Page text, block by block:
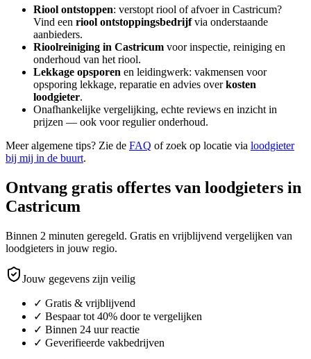
Riool ontstoppen: verstopt riool of afvoer in Castricum?
Vind een riool ontstoppingsbedrijfvia onderstaande
aanbieders.
Rioolreiniging in Castricum voor inspectie, reiniging en
onderhoud van het riool.
Lekkage opsporen en leidingwerk: vakmensen voor
opsporing lekkage, reparatie en advies overkosten
loodgieter.
Onafhankelijke vergelijking, echte reviews en inzicht in
prijzen — ook voor regulier onderhoud.
Meer algemene tips? Zie de FAQ of zoek op locatie via loodgieter
bij mij in de buurt.
Ontvang gratis offertes van loodgieters in
Castricum
Binnen 2 minuten geregeld. Gratis en vrijblijvend vergelijken van
loodgieters in jouw regio.
Jouw gegevens zijn veilig
✓ Gratis & vrijblijvend
✓ Bespaar tot 40% door te vergelijken
✓ Binnen 24 uur reactie
✓ Geverifieerde vakbedrijven